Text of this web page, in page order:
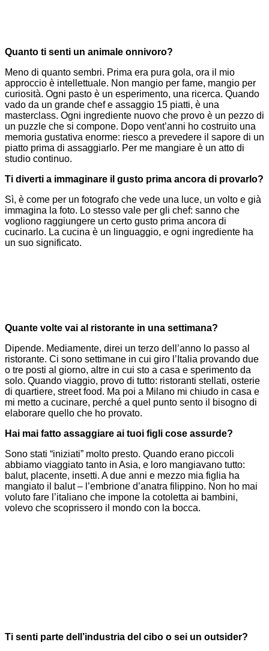
Quanto ti senti un animale onnivoro?
Meno di quanto sembri. Prima era pura gola, ora il mio
approccio è intellettuale. Non mangio per fame, mangio per
curiosità. Ogni pasto è un esperimento, una ricerca. Quando
vado da un grande chef e assaggio 15 piatti, è una
masterclass. Ogni ingrediente nuovo che provo è un pezzo di
un puzzle che si compone. Dopo vent’anni ho costruito una
memoria gustativa enorme: riesco a prevedere il sapore di un
piatto prima di assaggiarlo. Per me mangiare è un atto di
studio continuo.
Ti diverti a immaginare il gusto prima ancora di provarlo?
Sì, è come per un fotografo che vede una luce, un volto e già
immagina la foto. Lo stesso vale per gli chef: sanno che
vogliono raggiungere un certo gusto prima ancora di
cucinarlo. La cucina è un linguaggio, e ogni ingrediente ha
un suo significato.
Quante volte vai al ristorante in una settimana?
Dipende. Mediamente, direi un terzo dell’anno lo passo al
ristorante. Ci sono settimane in cui giro l’Italia provando due
o tre posti al giorno, altre in cui sto a casa e sperimento da
solo. Quando viaggio, provo di tutto: ristoranti stellati, osterie
di quartiere, street food. Ma poi a Milano mi chiudo in casa e
mi metto a cucinare, perché a quel punto sento il bisogno di
elaborare quello che ho provato.
Hai mai fatto assaggiare ai tuoi figli cose assurde?
Sono stati “iniziati” molto presto. Quando erano piccoli
abbiamo viaggiato tanto in Asia, e loro mangiavano tutto:
balut, placente, insetti. A due anni e mezzo mia figlia ha
mangiato il balut – l’embrione d’anatra filippino. Non ho mai
voluto fare l’italiano che impone la cotoletta ai bambini,
volevo che scoprissero il mondo con la bocca.
Ti senti parte dell’industria del cibo o sei un outsider?